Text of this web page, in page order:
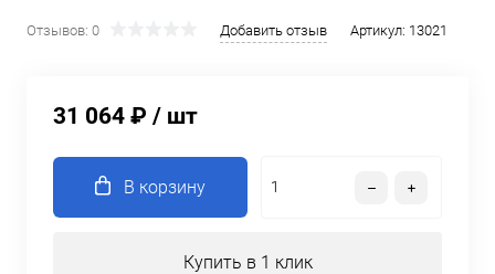
Отзывов: 0 Добавить отзыв Артикул: 13021
31 064 ₽ / шт
В корзину
Купить в 1 клик